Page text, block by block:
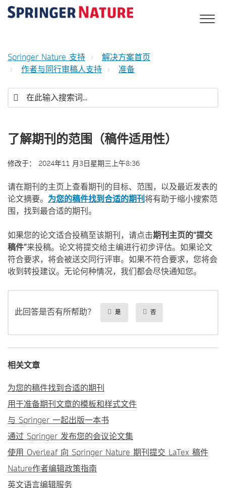
Springer Nature 支持
解决方案首页
作者与同行审稿人支持
准备
了解期刊的范围（稿件适用性）
修改于： 2024年11 月3日星期三上午8:36
请在期刊的主页上查看期刊的目标、范围，以及最近发表的
论文摘要。 为您的稿件找到合适的期刊将有助于缩小搜索范
围，找到最合适的期刊。
如果您的论文适合投稿至该期刊，请点击期刊主页的“提交
稿件”来投稿。论文将提交给主编进行初步评估。如果论文
符合要求，将会被送交同行评审。如果不符合要求，您将会
收到转投建议。无论何种情况，我们都会尽快通知您。
此回答是否有所帮助？ 是 否
相关文章
为您的稿件找到合适的期刊
用于准备期刊文章的模板和样式文件
与 Springer 一起出版一本书
通过 Springer 发布您的会议论文集
使用 Overleaf 向 Springer Nature 期刊提交 LaTex 稿件
Nature作者编辑政策指南
英文语言编辑服务